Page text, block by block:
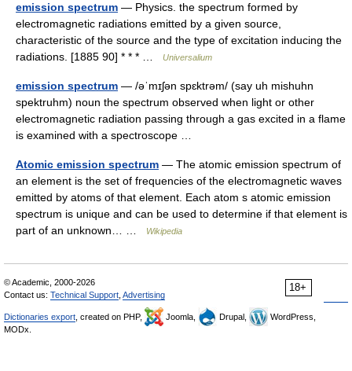
emission spectrum — Physics. the spectrum formed by
electromagnetic radiations emitted by a given source,
characteristic of the source and the type of excitation inducing the
radiations. [1885 90] * * * …
Universalium
emission spectrum — /əˈmɪʃən spɛktrəm/ (say uh mishuhn
spektruhm) noun the spectrum observed when light or other
electromagnetic radiation passing through a gas excited in a flame
is examined with a spectroscope …
Atomic emission spectrum — The atomic emission spectrum of
an element is the set of frequencies of the electromagnetic waves
emitted by atoms of that element. Each atom s atomic emission
spectrum is unique and can be used to determine if that element is
part of an unknown… …
Wikipedia
18+
© Academic, 2000-2026
Contact us: Technical Support Advertising
Dictionaries export , created on PHP, Joomla, Drupal,
WordPress,
MODx.